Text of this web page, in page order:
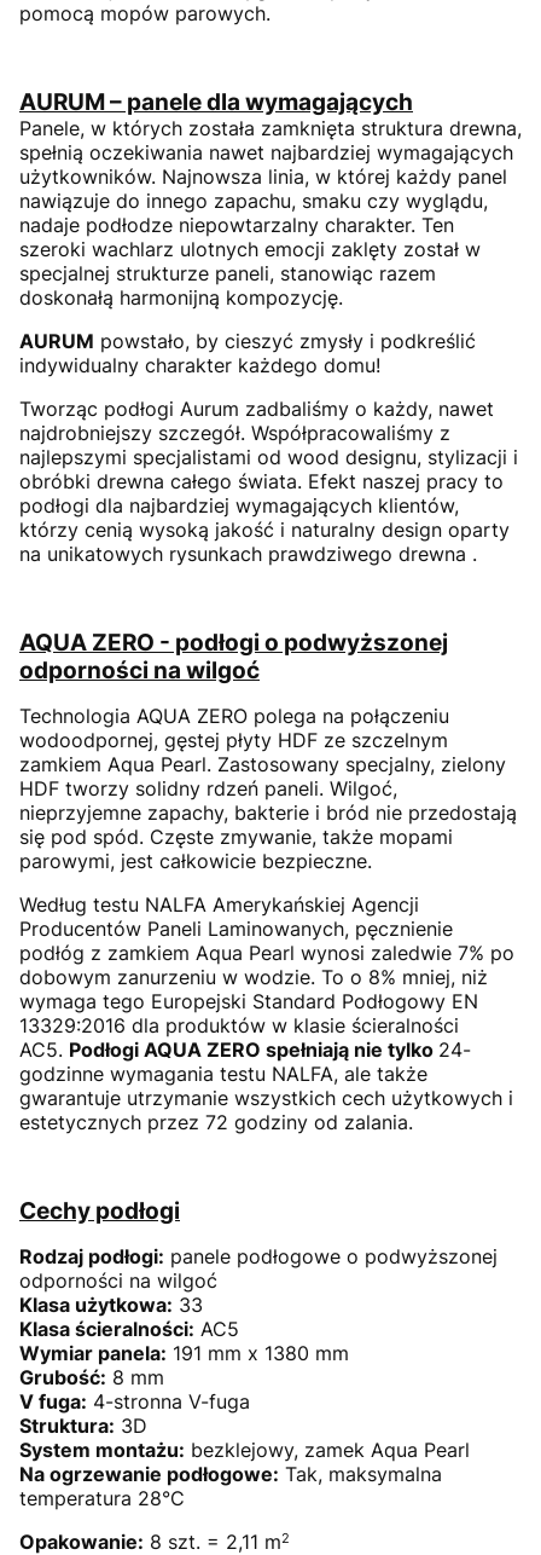
pomocą mopów parowych.
AURUM – panele dla wymagających
Panele, w których została zamknięta struktura drewna,
spełnią oczekiwania nawet najbardziej wymagających
użytkowników. Najnowsza linia, w której każdy panel
nawiązuje do innego zapachu, smaku czy wyglądu,
nadaje podłodze niepowtarzalny charakter. Ten
szeroki wachlarz ulotnych emocji zaklęty został w
specjalnej strukturze paneli, stanowiąc razem
doskonałą harmonijną kompozycję.
AURUM powstało, by cieszyć zmysły i podkreślić
indywidualny charakter każdego domu!
Tworząc podłogi Aurum zadbaliśmy o każdy, nawet
najdrobniejszy szczegół. Współpracowaliśmy z
najlepszymi specjalistami od wood designu, stylizacji i
obróbki drewna całego świata. Efekt naszej pracy to
podłogi dla najbardziej wymagających klientów,
którzy cenią wysoką jakość i naturalny design oparty
na unikatowych rysunkach prawdziwego drewna .
AQUA ZERO - podłogi o podwyższonej
odporności na wilgoć
Technologia AQUA ZERO polega na połączeniu
wodoodpornej, gęstej płyty HDF ze szczelnym
zamkiem Aqua Pearl. Zastosowany specjalny, zielony
HDF tworzy solidny rdzeń paneli. Wilgoć,
nieprzyjemne zapachy, bakterie i bród nie przedostają
się pod spód. Częste zmywanie, także mopami
parowymi, jest całkowicie bezpieczne.
Według testu NALFA Amerykańskiej Agencji
Producentów Paneli Laminowanych, pęcznienie
podłóg z zamkiem Aqua Pearl wynosi zaledwie 7% po
dobowym zanurzeniu w wodzie. To o 8% mniej, niż
wymaga tego Europejski Standard Podłogowy EN
13329:2016 dla produktów w klasie ścieralności
AC5. Podłogi AQUA ZERO spełniają nie tylko 24-
godzinne wymagania testu NALFA, ale także
gwarantuje utrzymanie wszystkich cech użytkowych i
estetycznych przez 72 godziny od zalania.
Cechy podłogi
Rodzaj podłogi: panele podłogowe o podwyższonej
odporności na wilgoć
Klasa użytkowa: 33
Klasa ścieralności: AC5
Wymiar panela: 191 mm x 1380 mm
Grubość: 8 mm
V fuga: 4-stronna V-fuga
Struktura: 3D
System montażu: bezklejowy, zamek Aqua Pearl
Na ogrzewanie podłogowe: Tak, maksymalna
temperatura 28°C
Opakowanie: 8 szt. = 2,11 m2